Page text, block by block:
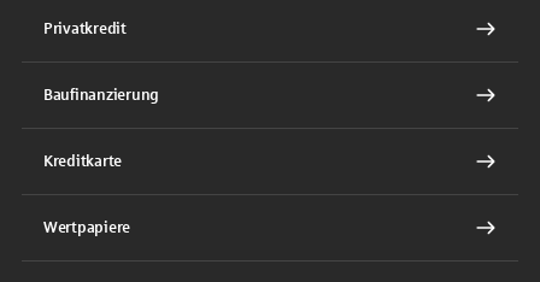
Privatkredit
Baufinanzierung
Kreditkarte
Wertpapiere